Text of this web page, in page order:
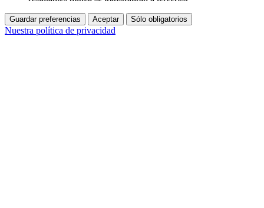
Guardar preferencias Aceptar Sólo obligatorios
Nuestra política de privacidad